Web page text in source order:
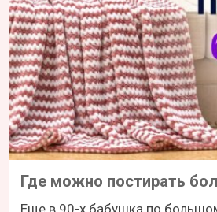
Где можно постирать
Еще в 90-х бабушка по